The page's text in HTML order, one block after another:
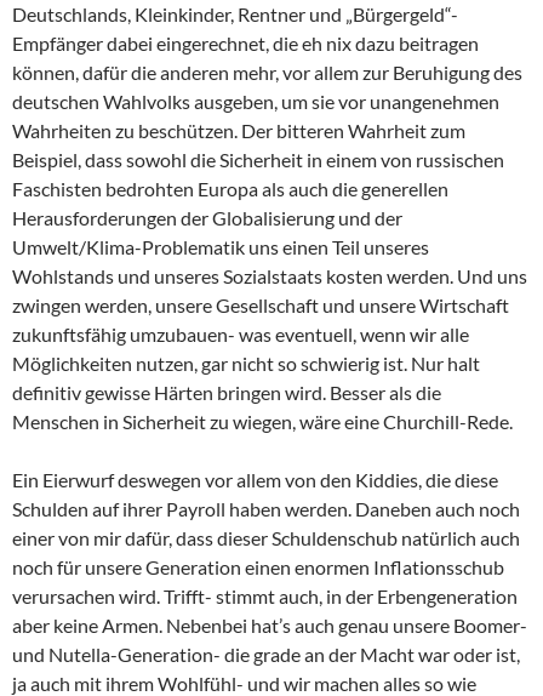
Deutschlands, Kleinkinder, Rentner und „Bürgergeld“-
Empfänger dabei eingerechnet, die eh nix dazu beitragen
können, dafür die anderen mehr, vor allem zur Beruhigung des
deutschen Wahlvolks ausgeben, um sie vor unangenehmen
Wahrheiten zu beschützen. Der bitteren Wahrheit zum
Beispiel, dass sowohl die Sicherheit in einem von russischen
Faschisten bedrohten Europa als auch die generellen
Herausforderungen der Globalisierung und der
Umwelt/Klima-Problematik uns einen Teil unseres
Wohlstands und unseres Sozialstaats kosten werden. Und uns
zwingen werden, unsere Gesellschaft und unsere Wirtschaft
zukunftsfähig umzubauen- was eventuell, wenn wir alle
Möglichkeiten nutzen, gar nicht so schwierig ist. Nur halt
definitiv gewisse Härten bringen wird. Besser als die
Menschen in Sicherheit zu wiegen, wäre eine Churchill-Rede.
Ein Eierwurf deswegen vor allem von den Kiddies, die diese
Schulden auf ihrer Payroll haben werden. Daneben auch noch
einer von mir dafür, dass dieser Schuldenschub natürlich auch
noch für unsere Generation einen enormen Inflationsschub
verursachen wird. Trifft- stimmt auch, in der Erbengeneration
aber keine Armen. Nebenbei hat’s auch genau unsere Boomer-
und Nutella-Generation- die grade an der Macht war oder ist,
ja auch mit ihrem Wohlfühl- und wir machen alles so wie